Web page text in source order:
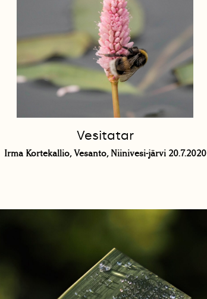
Vesitatar
Irma Kortekallio, Vesanto, Niinivesi-järvi 20.7.2020